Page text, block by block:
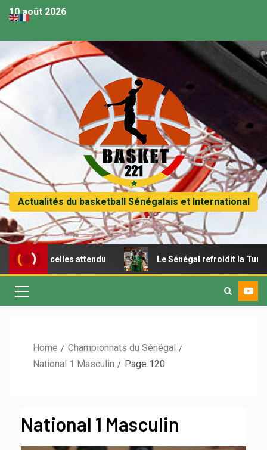
10 août 2026
Actualités du basketball Sénégalais et International
attendu Le Sénégal refroidit la Tunisie et passe en
Home
Championnats du Sénégal
National 1 Masculin
Page 120
National 1 Masculin